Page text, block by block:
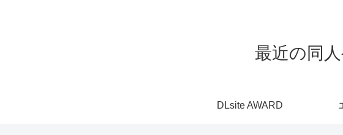
最近の同
DLsite AWARD